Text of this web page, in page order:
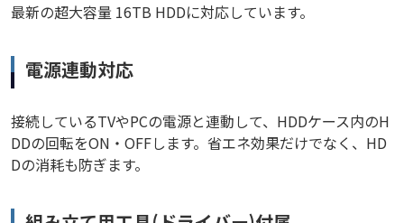
最新の超大容量 16TB HDDに対応しています。
電源連動対応
接続しているTVやPCの電源と連動して、HDDケース内のH
DDの回転をON・OFFします。省エネ効果だけでなく、HD
Dの消耗も防ぎます。